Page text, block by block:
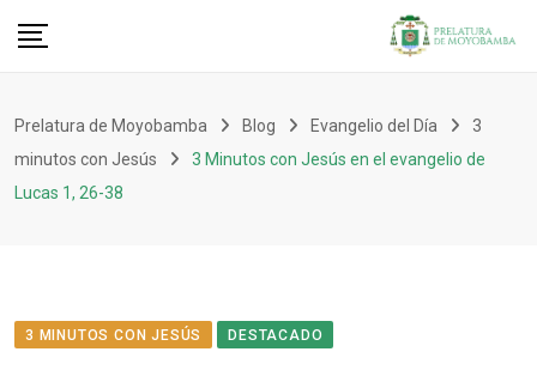
Prelatura de Moyobamba Blog Evangelio del Día
3
minutos con Jesús
3 Minutos con Jesús en el evangelio de
Lucas 1, 26-38
3 MINUTOS CON JESÚS DESTACADO